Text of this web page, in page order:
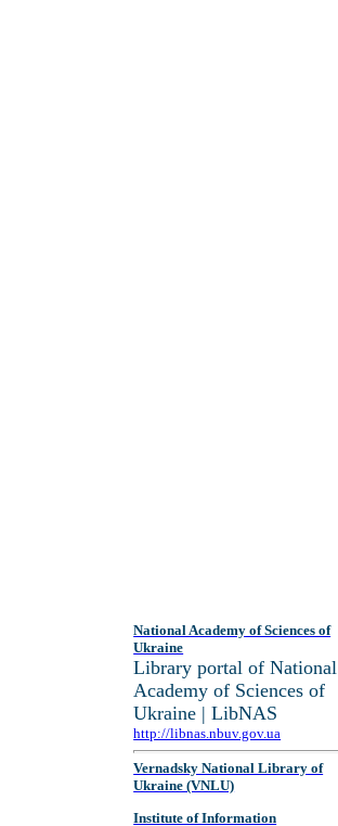
National Academy of Sciences of
Ukraine
Library portal of National
Academy of Sciences of
Ukraine | LibNAS
http://libnas.nbuv.gov.ua
Vernadsky National Library of
Ukraine (VNLU)
Institute of Information